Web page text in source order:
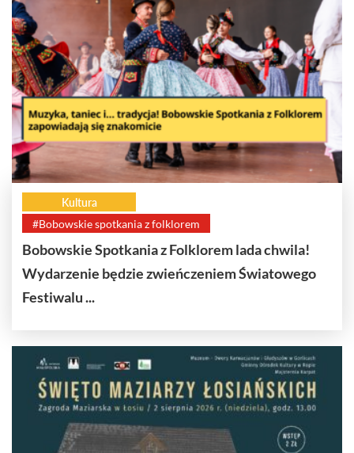
Kultura
#Bobowskie spotkania z folklorem
Bobowskie Spotkania z Folklorem lada chwila!
Wydarzenie będzie zwieńczeniem Światowego
Festiwalu ...